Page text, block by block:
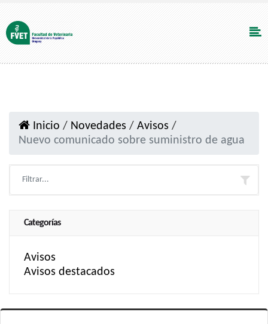
Inicio / Novedades / Avisos /
Nuevo comunicado sobre suministro de agua
Categorías
Avisos
Avisos destacados